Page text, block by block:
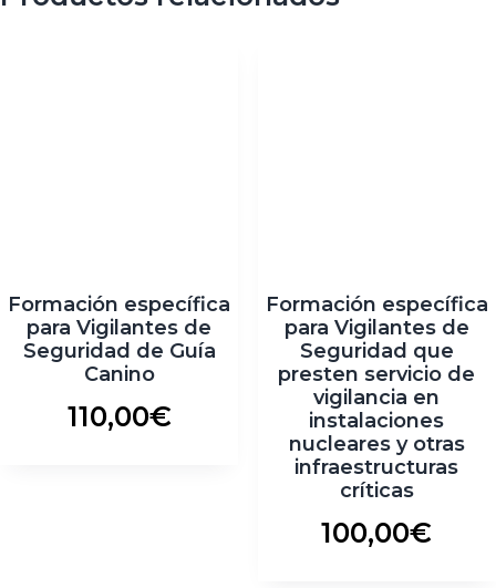
Formación específica
para Vigilantes de
Seguridad de Guía
Canino
110,00€
Formación específica
para Vigilantes de
Seguridad que
presten servicio de
vigilancia en
instalaciones
nucleares y otras
infraestructuras
críticas
100,00€